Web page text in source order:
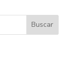
Buscar